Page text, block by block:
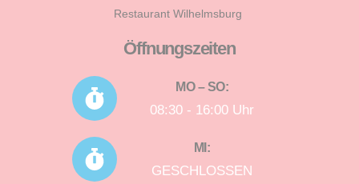
Restaurant Wilhelmsburg
Öffnungszeiten
MO – SO:
08:30 - 16:00 Uhr
MI:
GESCHLOSSEN